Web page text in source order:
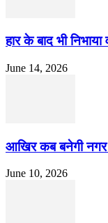
हार के बाद भी निभाया
June 14, 2026
आखिर कब बनेगी नगर
June 10, 2026